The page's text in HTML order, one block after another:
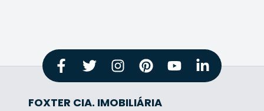
FOXTER CIA. IMOBILIÁRIA